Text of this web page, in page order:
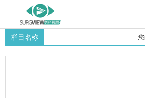
栏目名称 您